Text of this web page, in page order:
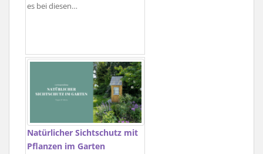
es bei diesen…
Natürlicher Sichtschutz mit
Pflanzen im Garten